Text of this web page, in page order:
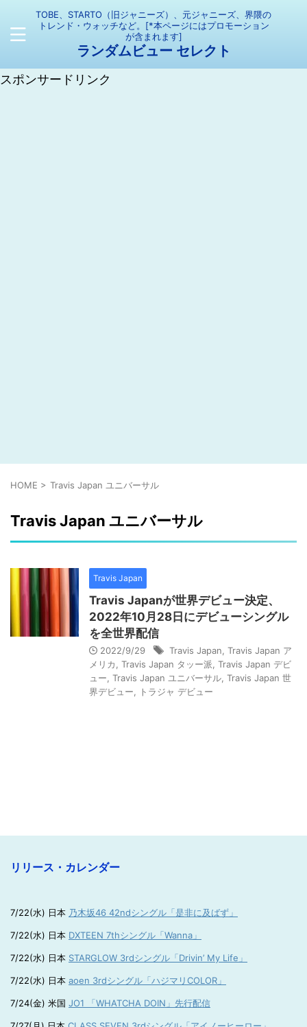
TOBE、STARTO（旧ジャニーズ）、元ジャニーズ、界隈の
トレンド・ウォッチなど。[*本ページにはプロモーション
が含まれます]
ランダムビュー セレクト
スポンサードリンク
HOME > Travis Japan ユニバーサル
Travis Japan ユニバーサル
Travis Japan
Travis Japanが世界デビュー決定、
2022年10月28日にデビューシングル
を全世界配信
2022/9/29 Travis Japan Travis Japan ア
メリカ
Travis Japan タッー派 Travis Japan デビ
ュー Travis Japan ユニバーサル Travis Japan 世
界デビュー
トラジャ デビュー
リリース・カレンダー
7/22(水) 日本 乃木坂46 42ndシングル「是非に及ばず」
7/22(水) 日本 DXTEEN 7thシングル「Wanna」
7/22(水) 日本 STARGLOW 3rdシングル「Drivin’ My Life」
7/22(水) 日本 aoen 3rdシングル「ハジマリCOLOR」
7/24(金) 米国 JO1 「WHATCHA DOIN」先行配信